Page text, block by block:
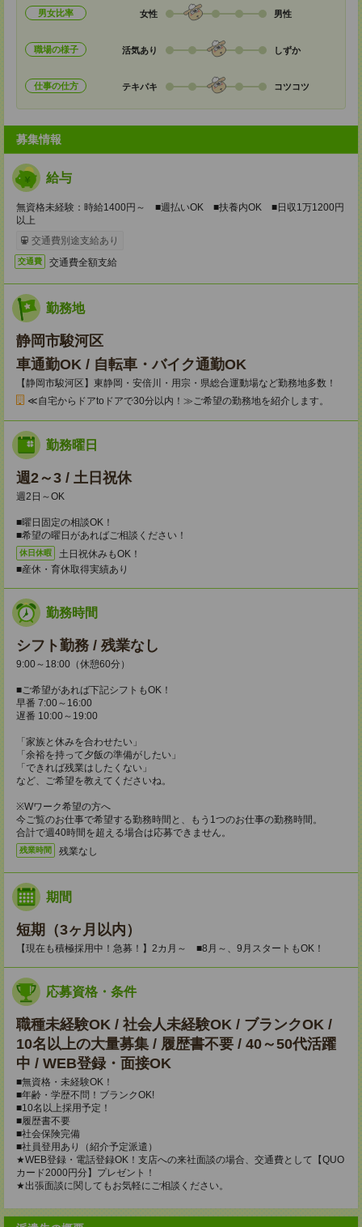
男女比率 女性 男性
職場の様子 活気あり しずか
仕事の仕方 テキパキ コツコツ
募集情報
給与
無資格未経験：時給1400円～ ■週払いOK ■扶養内OK ■日収1万1200円
以上
交通費別途支給あり
交通費 交通費全額支給
勤務地
静岡市駿河区
車通勤OK / 自転車・バイク通勤OK
【静岡市駿河区】東静岡・安倍川・用宗・県総合運動場など勤務地多数！
≪自宅からドアtoドアで30分以内！≫ご希望の勤務地を紹介します。
勤務曜日
週2～3 / 土日祝休
週2日～OK
■曜日固定の相談OK！
■希望の曜日があればご相談ください！
休日休暇
土日祝休みもOK！
■産休・育休取得実績あり
勤務時間
シフト勤務 / 残業なし
9:00～18:00（休憩60分）
■ご希望があれば下記シフトもOK！
早番 7:00～16:00
遅番 10:00～19:00
「家族と休みを合わせたい」
「余裕を持って夕飯の準備がしたい」
「できれば残業はしたくない」
など、ご希望を教えてくださいね。
※Wワーク希望の方へ
今ご覧のお仕事で希望する勤務時間と、もう1つのお仕事の勤務時間。
合計で週40時間を超える場合は応募できません。
残業時間 残業なし
期間
短期（3ヶ月以内）
【現在も積極採用中！急募！】2カ月～ ■8月～、9月スタートもOK！
応募資格・条件
職種未経験OK / 社会人未経験OK / ブランクOK /
10名以上の大量募集 / 履歴書不要 / 40～50代活躍
中 / WEB登録・面接OK
■無資格・未経験OK！
■年齢・学歴不問！ブランクOK!
■10名以上採用予定！
■履歴書不要
■社会保険完備
■社員登用あり（紹介予定派遣）
★WEB登録・電話登録OK！支店への来社面談の場合、交通費として【QUO
カード2000円分】プレゼント！
★出張面談に関してもお気軽にご相談ください。